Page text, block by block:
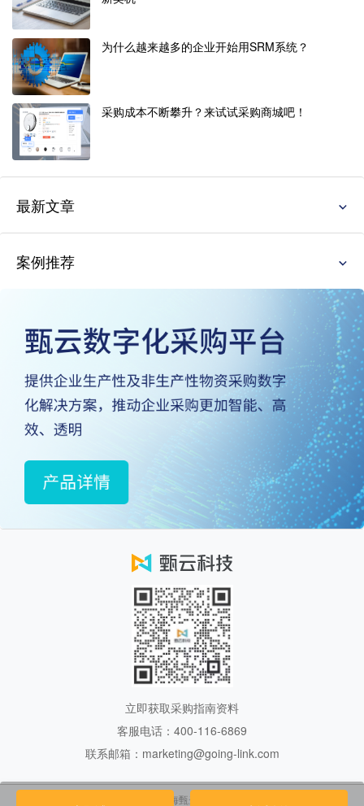
为什么越来越多的企业开始用SRM系统？
采购成本不断攀升？来试试采购商城吧！
最新文章
案例推荐
立即获取采购指南资料
客服电话：400-116-6869
联系邮箱：marketing@going-link.com
Copyright 2017.上海甄云信息科技有限公司